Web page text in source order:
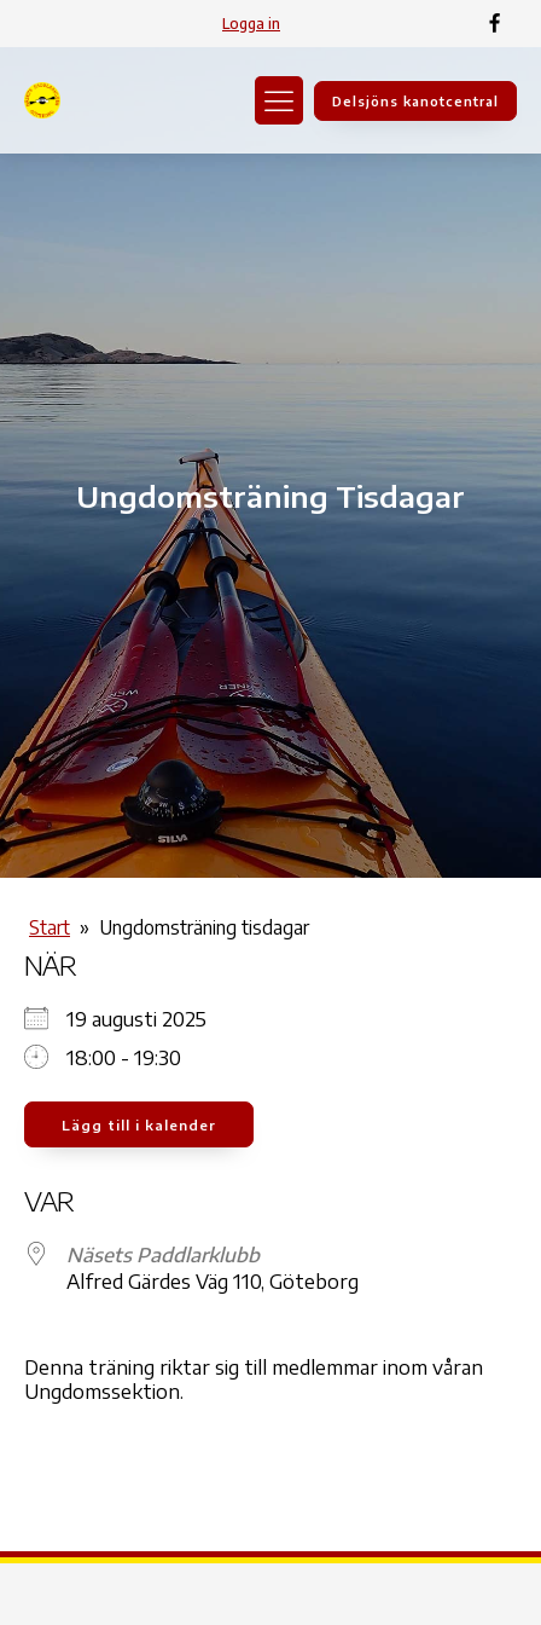
Logga in
Delsjöns kanotcentral
Ungdomsträning Tisdagar
Start » Ungdomsträning tisdagar
NÄR
19 augusti 2025
18:00 - 19:30
Lägg till i kalender
VAR
Näsets Paddlarklubb
Alfred Gärdes Väg 110, Göteborg
Denna träning riktar sig till medlemmar inom våran
Ungdomssektion.